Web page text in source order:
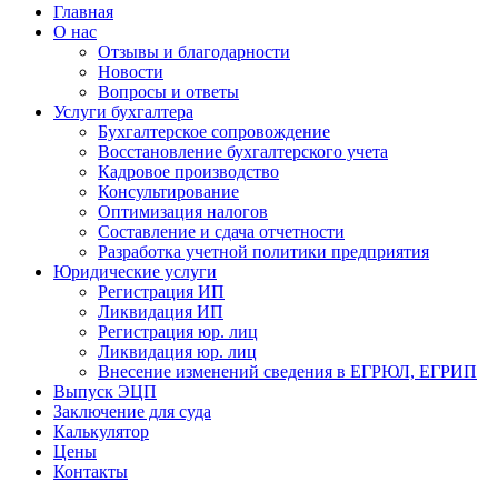
Главная
О нас
Отзывы и благодарности
Новости
Вопросы и ответы
Услуги бухгалтера
Бухгалтерское сопровождение
Восстановление бухгалтерского учета
Кадровое производство
Консультирование
Оптимизация налогов
Составление и сдача отчетности
Разработка учетной политики предприятия
Юридические услуги
Регистрация ИП
Ликвидация ИП
Регистрация юр. лиц
Ликвидация юр. лиц
Внесение изменений сведения в ЕГРЮЛ, ЕГРИП
Выпуск ЭЦП
Заключение для суда
Калькулятор
Цены
Контакты